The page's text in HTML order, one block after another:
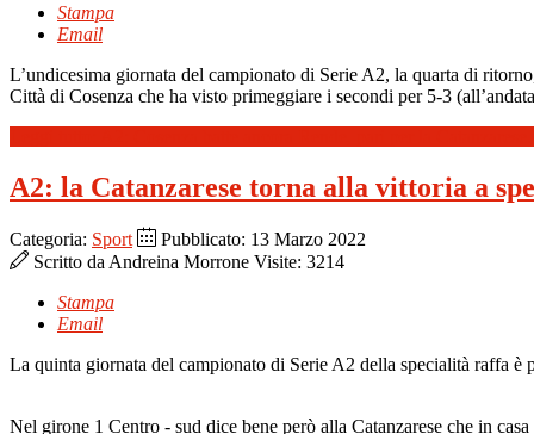
Stampa
Email
L’undicesima giornata del campionato di Serie A2, la quarta di
Città di Cosenza che ha visto primeggiare i secondi per 5-3
A2: la Catanzarese torna alla vittoria a
Categoria: Sport
Pubblicato: 13 Marzo 2022
Scritto da Andreina Morrone Visite: 3214
Stampa
Email
La quinta giornata del campionato di Serie A2 della specialità raffa è
Nel girone 1 Centro - sud dice bene però alla Catanzarese che in